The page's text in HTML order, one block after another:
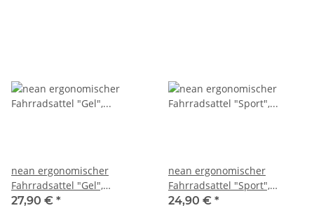
nean ergonomischer
Fahrradsattel "Gel",
stoßdämpfend, inkl.
27,90 € *
nean ergonomischer
Fahrradsattel "Sport",
stoßdämpfend, inkl.
24,90 € *